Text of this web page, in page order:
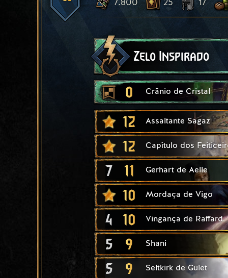
7.800 25 17
Zelo Inspirado
0 Crânio de Cristal
12 Assaltante Sagaz
12 Capítulo dos
7 11 Gerhart de Aelle
10 Mordaça de Vigo
4 10 Vingança de Raffard
5 9 Shani
5 9 Seltkirk de Gulet